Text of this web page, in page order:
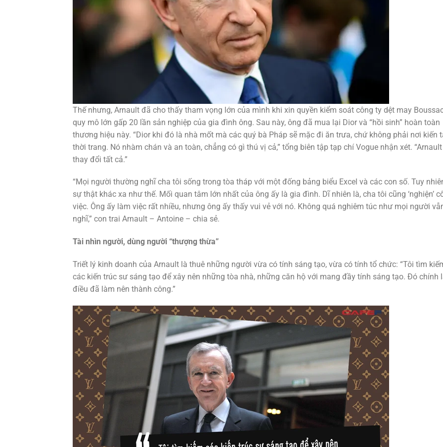
Thế nhưng, Arnault đã cho thấy tham vọng lớn của mình khi xin quyền kiểm soát công ty dệt may
quy mô lớn gấp 20 lần sản nghiệp của gia đình ông. Sau này, ông đã mua lại Dior và “hồi sinh” hoàn toàn
thương hiệu này. “Dior khi đó là nhà mốt mà các quý bà Pháp sẽ mặc đi ăn trưa, chứ không phải nơi kiến
thời trang. Nó nhàm chán và an toàn, chẳng có gì thú vị cả,” tổng biên tập tạp chí Vogue nhận xét.
thay đổi tất cả.”
“Mọi người thường nghĩ cha tôi sống trong tòa tháp với một đống bảng biểu Excel và các con số. Tuy
sự thật khác xa như thế. Mối quan tâm lớn nhất của ông ấy là gia đình. Dĩ nhiên là, cha tôi cũng ‘nghiện’
việc. Ông ấy làm việc rất nhiều, nhưng ông ấy thấy vui vẻ với nó. Không quá nghiêm túc như mọi người
nghĩ,” con trai Arnault – Antoine – chia sẻ.
Tài nhìn người, dùng người “thượng thừa”
Triết lý kinh doanh của Arnault là thuê những người vừa có tính sáng tạo, vừa có tính tổ chức: “Tôi tìm
các kiến trúc sư sáng tạo để xây nên những tòa nhà, những căn hộ với mang đầy tính sáng tạo. Đó chính
điều đã làm nên thành công.”